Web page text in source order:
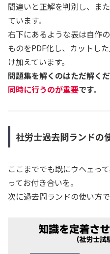
間違いと正解を判別し、ま
ています。
右下にあるような表は自作
ものをPDF化し、カットし
け加えています。
問題集を解くのはただ解くだ
同時に行うのが重要です。
社労士過去問ランドの
ここまででも既にウヘェっ
ってお付き合いを。
次に過去問ランドの使い方で